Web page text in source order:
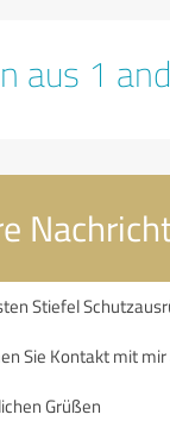
aus 1